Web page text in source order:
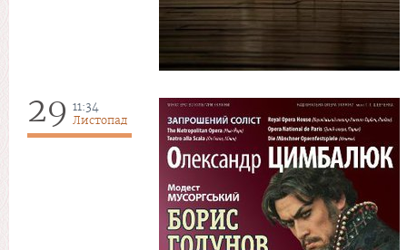
29 11:34
Листопад